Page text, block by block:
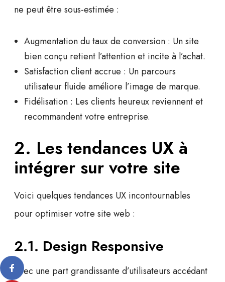
ne peut être sous-estimée :
Augmentation du taux de conversion : Un site
bien conçu retient l’attention et incite à l’achat.
Satisfaction client accrue : Un parcours
utilisateur fluide améliore l’image de marque.
Fidélisation : Les clients heureux reviennent et
recommandent votre entreprise.
2. Les tendances UX à
intégrer sur votre site
Voici quelques tendances UX incontournables
pour optimiser votre site web :
2.1. Design Responsive
Avec une part grandissante d’utilisateurs accédant